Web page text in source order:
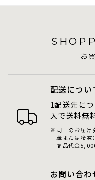
お
配送につい
1配送先につ
入で送料無
同一のお届け
蔵または冷凍
商品代金
お問い合わ